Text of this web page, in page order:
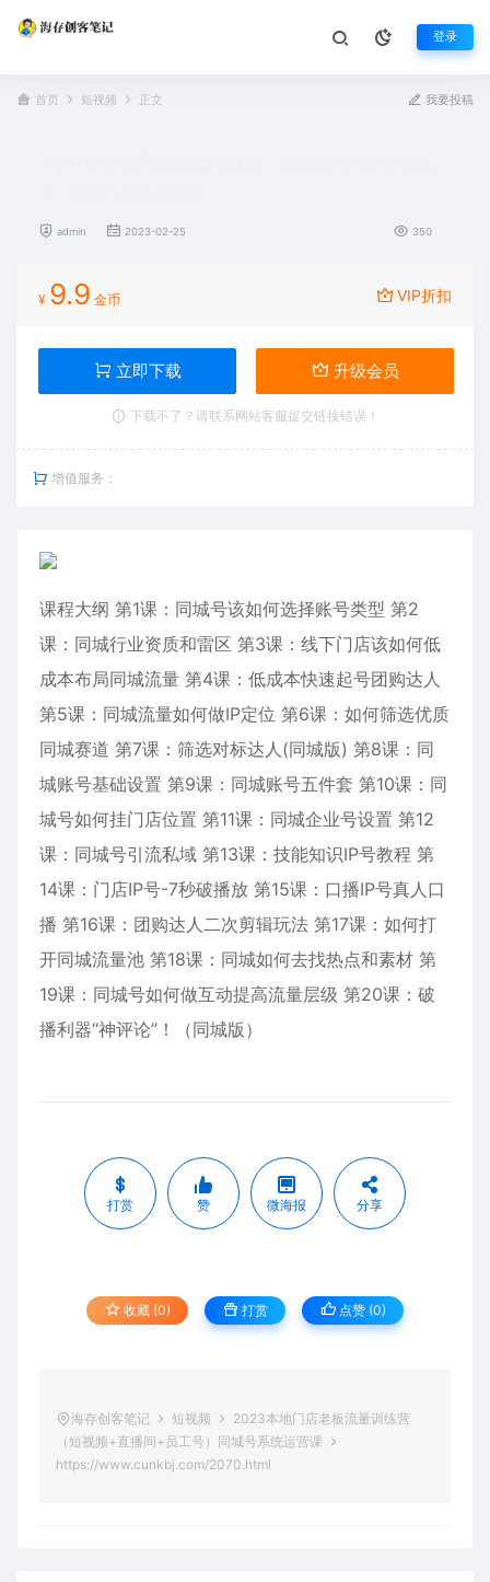
登录
首页 短视频 正文 我要投稿
admin 2023-02-25 350
¥ 9.9 金币 VIP折扣
立即下载 升级会员
下载不了？请联系网站客服提交链接错误！
增值服务：
课程大纲 第1课：同城号该如何选择账号类型 第2
课：同城行业资质和雷区 第3课：线下门店该如何低
成本布局同城流量 第4课：低成本快速起号团购达人
第5课：同城流量如何做IP定位 第6课：如何筛选优质
同城赛道 第7课：筛选对标达人(同城版) 第8课：同
城账号基础设置 第9课：同城账号五件套 第10课：同
城号如何挂门店位置 第11课：同城企业号设置 第12
课：同城号引流私域 第13课：技能知识IP号教程 第
14课：门店IP号-7秒破播放 第15课：口播IP号真人口
播 第16课：团购达人二次剪辑玩法 第17课：如何打
开同城流量池 第18课：同城如何去找热点和素材 第
19课：同城号如何做互动提高流量层级 第20课：破
播利器“神评论”！（同城版）
打赏 赞 微海报 分享
收藏 (0) 打赏 点赞 (0)
海存创客笔记 短视频
2023本地门店老板流量训练营
（短视频+直播间+员工号）同城号系统运营课
https://www.cunkbj.com/2070.html